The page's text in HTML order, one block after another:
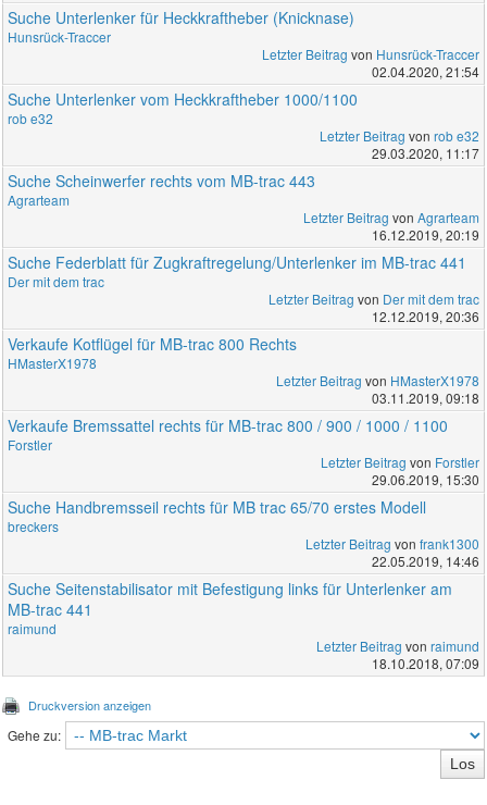
Suche Unterlenker für Heckkraftheber (Knicknase)
Hunsrück-Traccer
Letzter Beitrag von Hunsrück-Traccer
02.04.2020, 21:54
Suche Unterlenker vom Heckkraftheber 1000/1100
rob e32
Letzter Beitrag von rob e32
29.03.2020, 11:17
Suche Scheinwerfer rechts vom MB-trac 443
Agrarteam
Letzter Beitrag von Agrarteam
16.12.2019, 20:19
Suche Federblatt für Zugkraftregelung/Unterlenker im MB-trac 441
Der mit dem trac
Letzter Beitrag von Der mit dem trac
12.12.2019, 20:36
Verkaufe Kotflügel für MB-trac 800 Rechts
HMasterX1978
Letzter Beitrag von HMasterX1978
03.11.2019, 09:18
Verkaufe Bremssattel rechts für MB-trac 800 / 900 / 1000 / 1100
Forstler
Letzter Beitrag von Forstler
29.06.2019, 15:30
Suche Handbremsseil rechts für MB trac 65/70 erstes Modell
breckers
Letzter Beitrag von frank1300
22.05.2019, 14:46
Suche Seitenstabilisator mit Befestigung links für Unterlenker am
MB-trac 441
raimund
Letzter Beitrag von raimund
18.10.2018, 07:09
Druckversion anzeigen
Gehe zu: